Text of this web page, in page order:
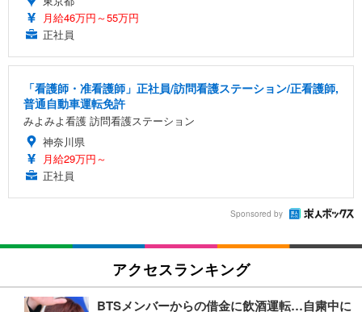
月給46万円～55万円
正社員
「看護師・准看護師」正社員/訪問看護ステーション/正看護師,
普通自動車運転免許
みよみよ看護 訪問看護ステーション
神奈川県
月給29万円～
正社員
Sponsored by
アクセスランキング
BTSメンバーからの借金に飲酒運転…自粛中に